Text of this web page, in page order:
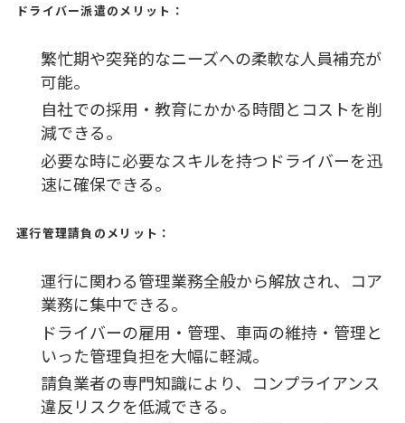
ドライバー派遣のメリット：
繁忙期や突発的なニーズへの柔軟な人員補充が
可能。
自社での採用・教育にかかる時間とコストを削
減できる。
必要な時に必要なスキルを持つドライバーを迅
速に確保できる。
運行管理請負のメリット：
運行に関わる管理業務全般から解放され、コア
業務に集中できる。
ドライバーの雇用・管理、車両の維持・管理と
いった管理負担を大幅に軽減。
請負業者の専門知識により、コンプライアンス
違反リスクを低減できる。